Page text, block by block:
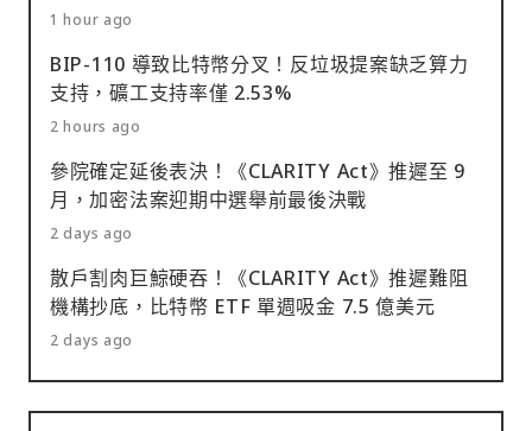
1 hour ago
BIP-110 導致比特幣分叉！反垃圾提案缺乏算力
支持，礦工支持率僅 2.53%
2 hours ago
參院確定延後表決！《CLARITY Act》推遲至 9
月，加密法案迎期中選舉前最後決戰
2 days ago
散戶割肉巨鯨硬吞！《CLARITY Act》推遲難阻
機構抄底，比特幣 ETF 單週吸金 7.5 億美元
2 days ago